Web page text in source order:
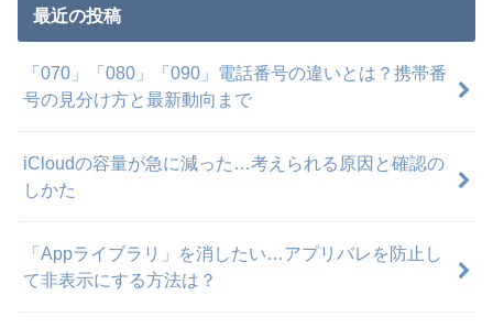
最近の投稿
「070」「080」「090」電話番号の違いとは？携帯番
号の見分け方と最新動向まで
iCloudの容量が急に減った…考えられる原因と確認の
しかた
「Appライブラリ」を消したい…アプリバレを防止し
て非表示にする方法は？